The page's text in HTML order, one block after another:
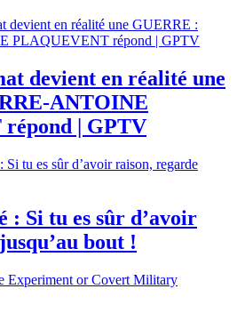
devient en réalité une
ANTOINE
| GPTV
: Si tu es sûr d’avoir
bout !